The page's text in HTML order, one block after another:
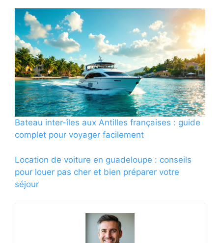
Bateau inter-îles aux Antilles françaises : guide
complet pour voyager facilement
Location de voiture en guadeloupe : conseils
pour louer pas cher et bien préparer votre
séjour